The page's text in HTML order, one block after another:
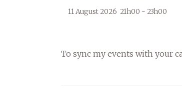
11 August 2026 21h00 - 23h00
To sync my events with your